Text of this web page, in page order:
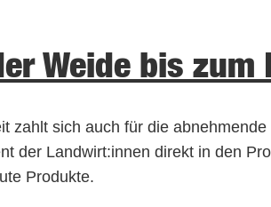
Weide bis
zahlt sich auch für die
der Landwirt:innen direkt in den
Produkte.